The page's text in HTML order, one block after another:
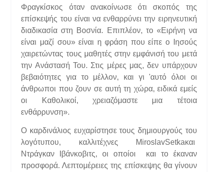
Φραγκίσκος όταν ανακοίνωσε ότι σκοπός της
επίσκεψής του είναι να ενθαρρύνει την ειρηνευτική
διαδικασία στη Βοσνία. Επιπλέον, το «Ειρήνη να
είναι μαζί σου» είναι η φράση που είπε ο Ιησούς
χαιρετώντας τους μαθητές στην εμφάνισή του μετά
την Ανάστασή Του. Στις μέρες μας, δεν υπάρχουν
βεβαιότητες για το μέλλον, και γι 'αυτό όλοι οι
άνθρωποι που ζουν σε αυτή τη χώρα, ειδικά εμείς
οι Καθολικοί, χρειαζόμαστε μια τέτοια
ενθάρρυνση».
Ο καρδινάλιος ευχαρίστησε τους δημιουργούς του
λογότυπου, καλλιτέχνες MiroslavSetkaκαι
Ντράγκαν Ιβάνκοβιτς, οι οποίοι και το έκαναν
προσφορά. Λεπτομέρειες της επίσκεψης θα γίνουν